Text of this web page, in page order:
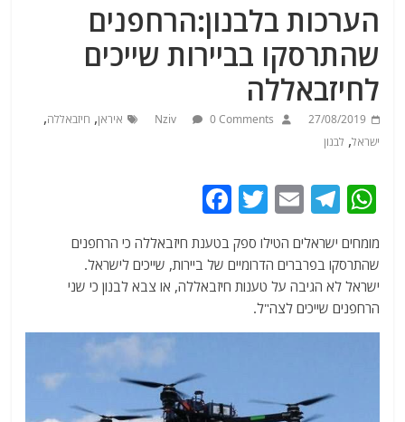
הערכות בלבנון:הרחפנים
שהתרסקו בביירות שייכים
לחיזבאללה
27/08/2019
Nziv 0 Comments איראן, חיזבאללה,
ישראל, לבנון
W
at
s
A
p
T
el
e
g
ra
m
E
m
ai
l
T
itt
er
c
e
o
o
k
מומחים ישראלים הטילו ספק בטענת חיזבאללה כי הרחפנים
שהתרסקו בפרברים הדרומיים של ביירות, שייכים לישראל.
ישראל לא הגיבה על טענות חיזבאללה, או צבא לבנון כי שני
הרחפנים שייכים לצה"ל.